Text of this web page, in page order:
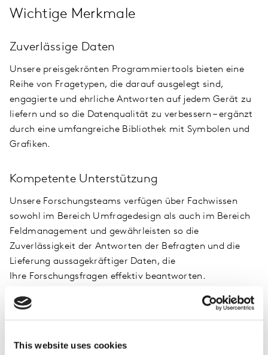
This website uses cookies
Wichtige Merkmale
Zuverlässige Daten
Unsere preisgekrönten Programmiertools bieten eine
Reihe von Fragetypen, die darauf ausgelegt sind,
engagierte und ehrliche Antworten auf jedem Gerät zu
liefern und so die Datenqualität zu verbessern – ergänzt
durch eine umfangreiche Bibliothek mit Symbolen und
Grafiken.
Kompetente Unterstützung
Unsere Forschungsteams verfügen über Fachwissen
sowohl im Bereich Umfragedesign als auch im Bereich
Feldmanagement und gewährleisten so die
Zuverlässigkeit der Antworten der Befragten und die
Lieferung aussagekräftiger Daten, die
Ihre Forschungsfragen effektiv beantworten.
Klare Antworten
durch die Bereitstellung einfacher Kreuztabellen und